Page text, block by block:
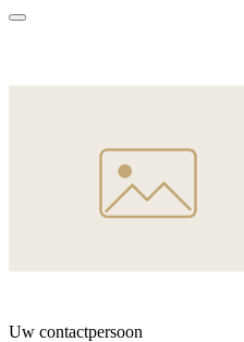
verenigen. Het is de
hebt u de mogelijkheid om ter
maar u kunt een offerte
beschikt eveneens over een bar
parking en alle ruimtes zijn
reinigings- en de energiekosten
Uw contactpersoon